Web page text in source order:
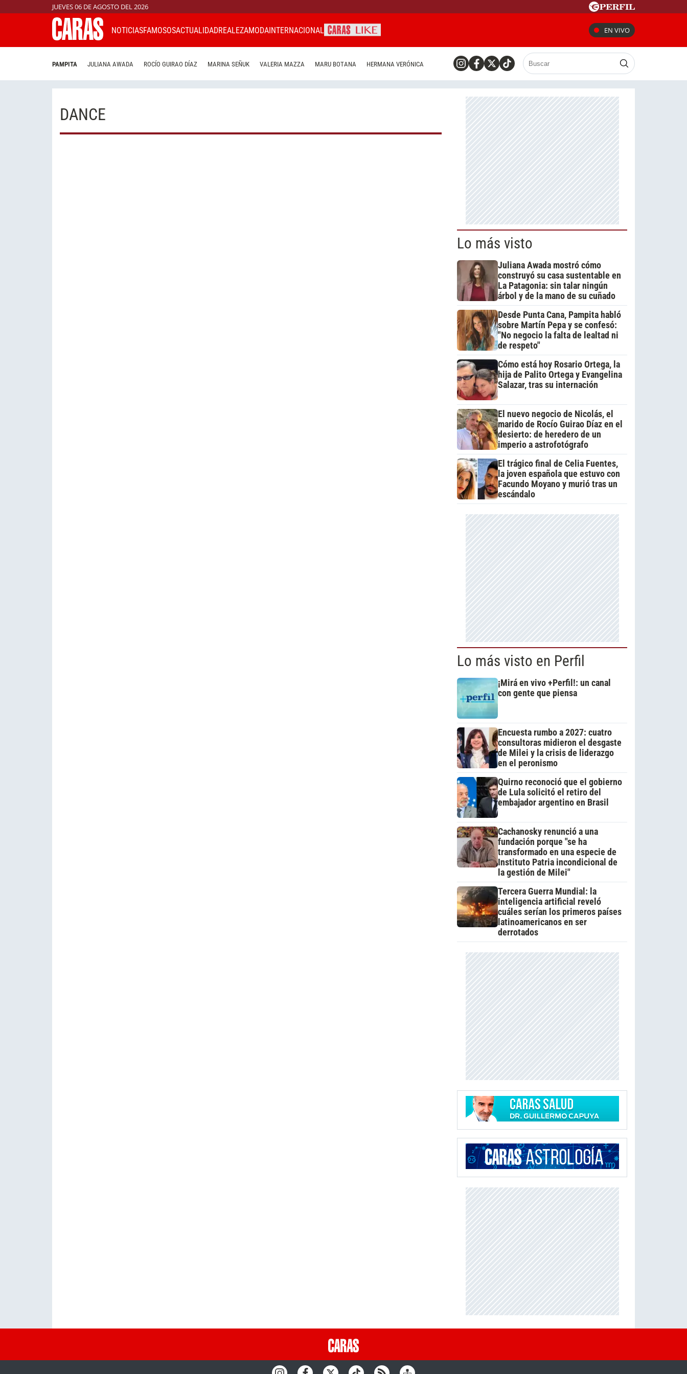
JUEVES 06 DE AGOSTO DEL 2026
NOTICIASFAMOSOSACTUALIDADREALEZAMODAINTERNACIONAL EN VIVO
PAMPITA JULIANA AWADA ROCÍO GUIRAO DÍAZ MARINA SEÑUK VALERIA MAZZA MARU BOTANA HERMANA VERÓNICA
DANCE
Lo más visto
Juliana Awada mostró cómo
construyó su casa sustentable en
La Patagonia: sin talar ningún
árbol y de la mano de su cuñado
Desde Punta Cana, Pampita habló
sobre Martín Pepa y se confesó:
"No negocio la falta de lealtad ni
de respeto"
Cómo está hoy Rosario Ortega, la
hija de Palito Ortega y Evangelina
Salazar, tras su internación
El nuevo negocio de Nicolás, el
marido de Rocío Guirao Díaz en el
desierto: de heredero de un
imperio a astrofotógrafo
El trágico final de Celia Fuentes,
la joven española que estuvo con
Facundo Moyano y murió tras un
escándalo
Lo más visto en Perfil
¡Mirá en vivo +Perfil!: un canal
con gente que piensa
Encuesta rumbo a 2027: cuatro
consultoras midieron el desgaste
de Milei y la crisis de liderazgo
en el peronismo
Quirno reconoció que el gobierno
de Lula solicitó el retiro del
embajador argentino en Brasil
Cachanosky renunció a una
fundación porque "se ha
transformado en una especie de
Instituto Patria incondicional de
la gestión de Milei"
Tercera Guerra Mundial: la
inteligencia artificial reveló
cuáles serían los primeros países
latinoamericanos en ser
derrotados